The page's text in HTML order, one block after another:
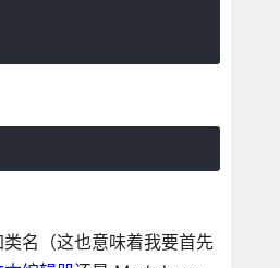
名（这也意味着我要首先